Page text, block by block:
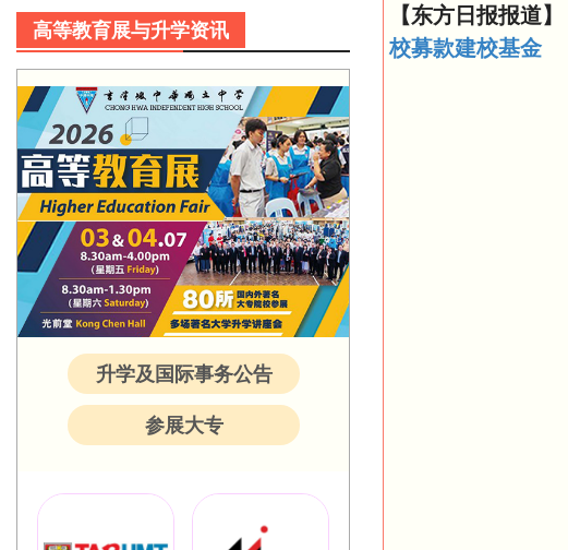
【东方日报报道】
校募款建校基金
高等教育展与升学资讯
升学及国际事务公告
参展大专